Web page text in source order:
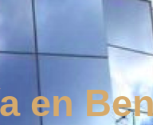
en